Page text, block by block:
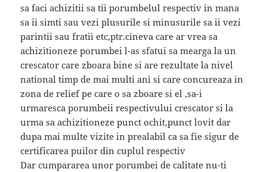
sa faci achizitii sa tii porumbelul respectiv in mana
sa ii simti sau vezi plusurile si minusurile sa ii vezi
parintii sau fratii etc,ptr.cineva care ar vrea sa
achizitioneze porumbei l-as sfatui sa mearga la un
crescator care zboara bine si are rezultate la nivel
national timp de mai multi ani si care concureaza in
zona de relief pe care o sa zboare si el ,sa-i
urmaresca porumbeii respectivului crescator si la
urma sa achizitioneze punct ochit,punct lovit dar
dupa mai multe vizite in prealabil ca sa fie sigur de
certificarea puilor din cuplul respectiv
Dar cumpararea unor porumbei de calitate nu-ti